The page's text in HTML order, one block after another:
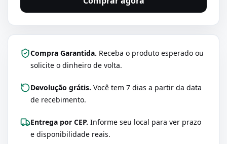
Compra Garantida. Receba o produto esperado ou
solicite o dinheiro de volta.
Devolução grátis. Você tem 7 dias a partir da data
de recebimento.
Entrega por CEP. Informe seu local para ver prazo
e disponibilidade reais.